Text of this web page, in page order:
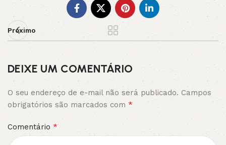
Próximo
DEIXE UM COMENTÁRIO
O seu endereço de e-mail não será publicado. Campos
obrigatórios são marcados com *
Comentário *